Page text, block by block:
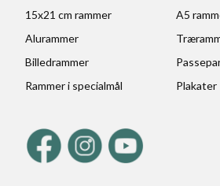
15x21 cm rammer
A5
Alurammer
Billedrammer
Rammer i specialmål
Plakater